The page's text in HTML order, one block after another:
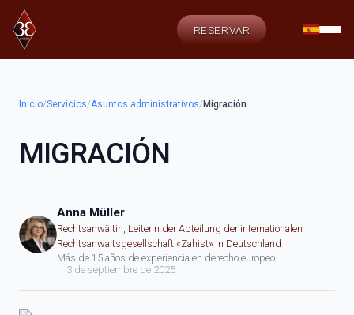
RESERVAR
Inicio/Servicios/Asuntos administrativos/ Migración
MIGRACIÓN
Anna Müller
Rechtsanwältin, Leiterin der Abteilung der internationalen
Rechtsanwaltsgesellschaft «Zahist» in Deutschland
Más de 15 años de experiencia en derecho europeo
3 de septiembre de 2025